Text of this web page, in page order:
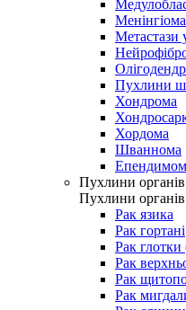
Менінгіома
Метастази
Пухлини
Хондрома
Хордома
Шваннома
Пухлини
Пухлини
Рак язика
Рак гортані
Рак глотки
Рак
Рак
Рак